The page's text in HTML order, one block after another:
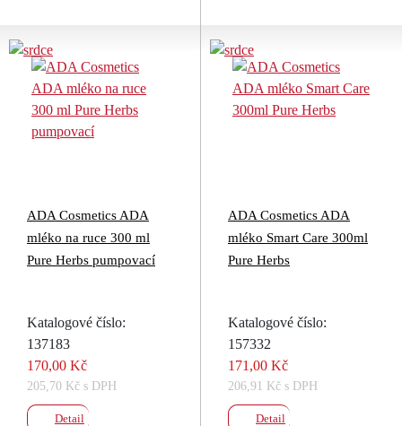
ADA Cosmetics ADA
mléko na ruce 300 ml
Pure Herbs pumpovací
Katalogové číslo:
137183
170,00 Kč
205,70 Kč s DPH
Detail
ADA Cosmetics ADA
mléko Smart Care 300ml
Pure Herbs
Katalogové číslo:
157332
171,00 Kč
206,91 Kč s DPH
Detail